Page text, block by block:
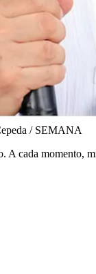
/ SEMANA
A cada momento,